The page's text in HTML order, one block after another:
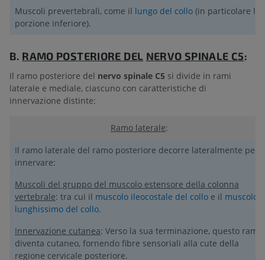
Muscoli prevertebrali, come il lungo del collo (in particolare la
porzione inferiore).
B. RAMO POSTERIORE DEL NERVO SPINALE C5:
Il ramo posteriore del nervo spinale C5 si divide in rami
laterale e mediale, ciascuno con caratteristiche di
innervazione distinte:
Ramo laterale:
Il ramo laterale del ramo posteriore decorre lateralmente per
innervare:
Muscoli del gruppo del muscolo estensore della colonna
vertebrale: tra cui il muscolo ileocostale del collo e il muscolo
lunghissimo del collo.
Innervazione cutanea: Verso la sua terminazione, questo ramo
diventa cutaneo, fornendo fibre sensoriali alla cute della
regione cervicale posteriore.